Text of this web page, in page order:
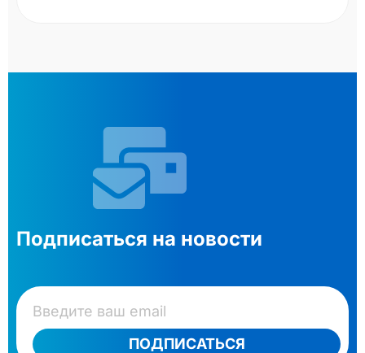
Подписаться на новости
ПОДПИСАТЬСЯ